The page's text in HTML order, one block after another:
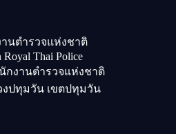
นตำรวจแห่งชาติ
Thai Police
กงานตำรวจแห่งชาติ
ปทุมวัน เขตปทุมวัน